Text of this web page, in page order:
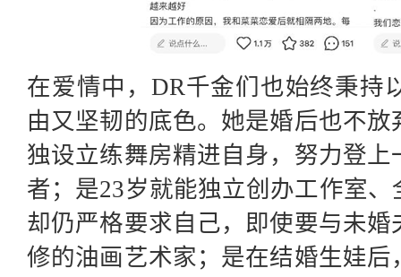
在爱情中， DR千金们也始终秉持
由又坚韧的底色。她是婚后也不
独设立练舞房精进自身，努力登
者；是23岁就能独立创办工作室
却仍严格要求自己，即使要与未
修的油画艺术家；是在结婚生娃